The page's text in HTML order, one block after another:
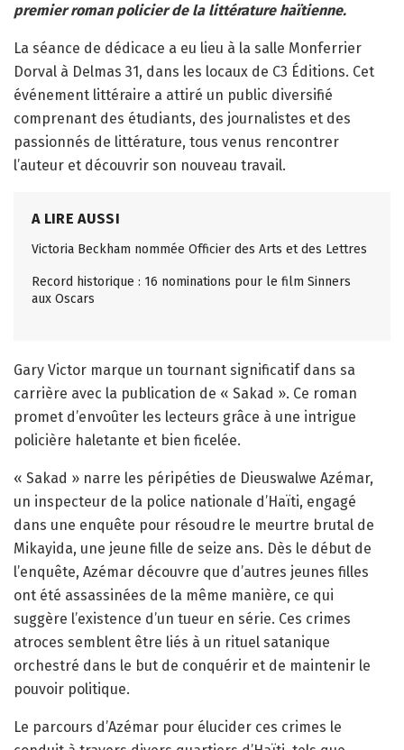
premier roman policier de la littérature haïtienne.
La séance de dédicace a eu lieu à la salle Monferrier
Dorval à Delmas 31, dans les locaux de C3 Éditions. Cet
événement littéraire a attiré un public diversifié
comprenant des étudiants, des journalistes et des
passionnés de littérature, tous venus rencontrer
l’auteur et découvrir son nouveau travail.
A LIRE AUSSI
Victoria Beckham nommée Officier des Arts et des Lettres
Record historique : 16 nominations pour le film Sinners
aux Oscars
Gary Victor marque un tournant significatif dans sa
carrière avec la publication de « Sakad ». Ce roman
promet d’envoûter les lecteurs grâce à une intrigue
policière haletante et bien ficelée.
« Sakad » narre les péripéties de Dieuswalwe Azémar,
un inspecteur de la police nationale d’Haïti, engagé
dans une enquête pour résoudre le meurtre brutal de
Mikayida, une jeune fille de seize ans. Dès le début de
l’enquête, Azémar découvre que d’autres jeunes filles
ont été assassinées de la même manière, ce qui
suggère l’existence d’un tueur en série. Ces crimes
atroces semblent être liés à un rituel satanique
orchestré dans le but de conquérir et de maintenir le
pouvoir politique.
Le parcours d’Azémar pour élucider ces crimes le